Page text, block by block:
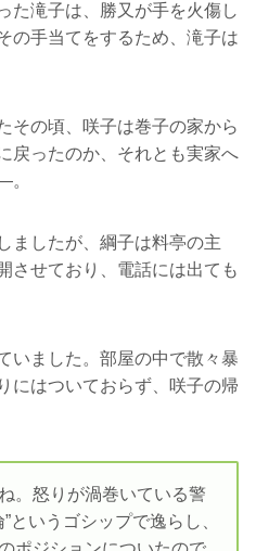
た滝子は、勝又が手を火傷し
の手当てをするため、滝子は
その頃、咲子は巻子の家から
戻ったのか、それとも実家へ
。
ましたが、綱子は料亭の主
させており、電話には出ても
いました。部屋の中で散々暴
にはついておらず、咲子の帰
。怒りが渦巻いている警
というゴシップで逸らし、